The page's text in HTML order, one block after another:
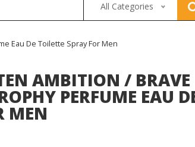
All Categories
Eau De Toilette Spray For Men
AMBITION / BRAVE
PERFUME EAU
MEN